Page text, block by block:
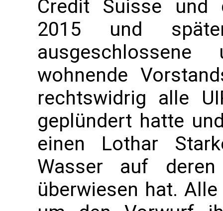
Credit Suisse und
2015 und
wohnende
rechtswidrig alle
geplündert hatte
einen Lothar
Wasser auf deren
überwiesen hat.